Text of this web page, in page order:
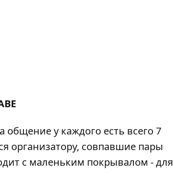
у каждого есть всего 7
организатору, совпавшие пары
с маленьким покрывалом - для